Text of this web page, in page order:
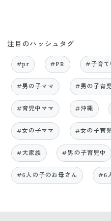
注目のハッシュタグ
#pr #PR #子育て
#男の子ママ #男の子育
#育児中ママ #沖縄
#女の子ママ #女の子育
#大家族 #男の子育児中
#6人の子のお母さん #6